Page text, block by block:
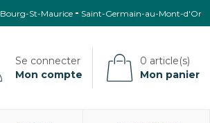
Bourg-St-Maurice Saint-Germain-au-Mont-d'Or
Mon compte Mon panier